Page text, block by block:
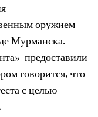
оружием
Мурманска.
предоставили
говорится, что
с целью